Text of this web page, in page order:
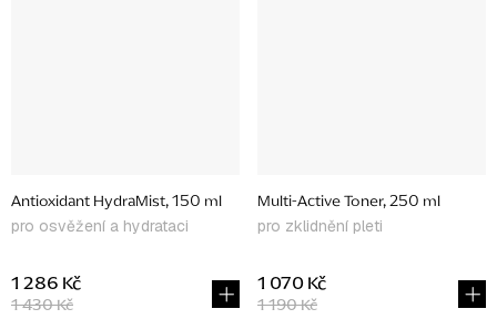
Antioxidant HydraMist, 150 ml
pro osvěžení a hydrataci
1 430 Kč
1 286 Kč
Multi-Active Toner, 250 ml
pro zklidnění pleti
1 190 Kč
1 070 Kč